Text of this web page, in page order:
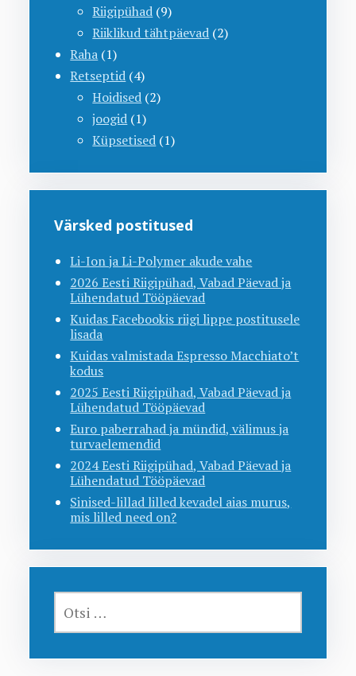
Riigipühad (9)
Riiklikud tähtpäevad (2)
Raha (1)
Retseptid (4)
Hoidised (2)
joogid (1)
Küpsetised (1)
Värsked postitused
Li-Ion ja Li-Polymer akude vahe
2026 Eesti Riigipühad, Vabad Päevad ja
Lühendatud Tööpäevad
Kuidas Facebookis riigi lippe postitusele
lisada
Kuidas valmistada Espresso Macchiato’t
kodus
2025 Eesti Riigipühad, Vabad Päevad ja
Lühendatud Tööpäevad
Euro paberrahad ja mündid, välimus ja
turvaelemendid
2024 Eesti Riigipühad, Vabad Päevad ja
Lühendatud Tööpäevad
Sinised-lillad lilled kevadel aias murus,
mis lilled need on?